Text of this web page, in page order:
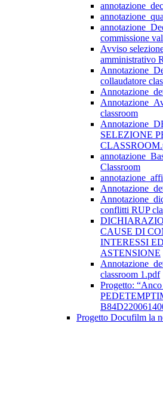
commissione
Avviso
amministrativo
collaudatore
classroom
SELEZIONE
Classroom
conflitti RUP
CAUSE DI
INTERESSI
ASTENSIONE
classroom 1.pdf
Progetto:
Progetto Docufilm la